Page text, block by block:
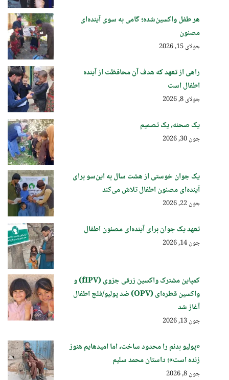
هر طفل واکسین‌شده؛ گامی به سوی آینده‌ای
مصئون
جولای 15, 2026
راهی از تعهد که هدف آن محافظت از آینده
اطفال است
جولای 8, 2026
یک صحنه، یک تصمیم
جون 30, 2026
یک جوان خوستی از هشت سال به این‌سو برای
آینده‌ای مصئون اطفال تلاش می‌کند
جون 22, 2026
تعهد یک جوان برای آینده‌ای مصئون اطفال
جون 14, 2026
کمپاین مشترک واکسین زرقی جزوی (fIPV) و
واکسین قطره‌ای (OPV) ضد پولیو/فلج اطفال
آغاز شد
جون 13, 2026
«پولیو بدنم را محدود ساخت، اما امیدهایم هنوز
زنده است»؛ داستان محمد سلیم
جون 8, 2026